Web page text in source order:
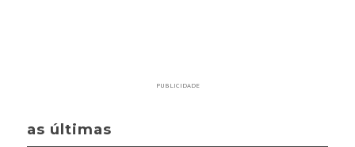
PUBLICIDADE
as últimas